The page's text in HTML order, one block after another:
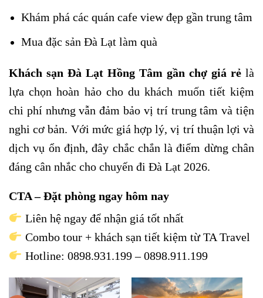
Khám phá các quán cafe view đẹp gần trung tâm
Mua đặc sản Đà Lạt làm quà
Khách sạn Đà Lạt Hồng Tâm gần chợ giá rẻ là
lựa chọn hoàn hảo cho du khách muốn tiết kiệm
chi phí nhưng vẫn đảm bảo vị trí trung tâm và tiện
nghi cơ bản. Với mức giá hợp lý, vị trí thuận lợi và
dịch vụ ổn định, đây chắc chắn là điểm dừng chân
đáng cân nhắc cho chuyến đi Đà Lạt 2026.
CTA – Đặt phòng ngay hôm nay
Liên hệ ngay để nhận giá tốt nhất
Combo tour + khách sạn tiết kiệm từ TA Travel
Hotline: 0898.931.199 – 0898.911.199